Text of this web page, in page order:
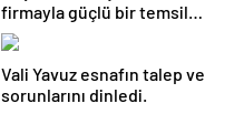
firmayla güçlü bir temsil
sağladık”
Vali Yavuz esnafın talep ve
sorunlarını dinledi.